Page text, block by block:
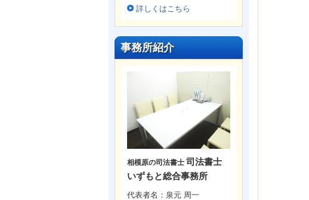
詳しくはこちら
事務所紹介
相模原の司法書士 司法書士
いずもと総合事務所
代表者名：泉元 周一